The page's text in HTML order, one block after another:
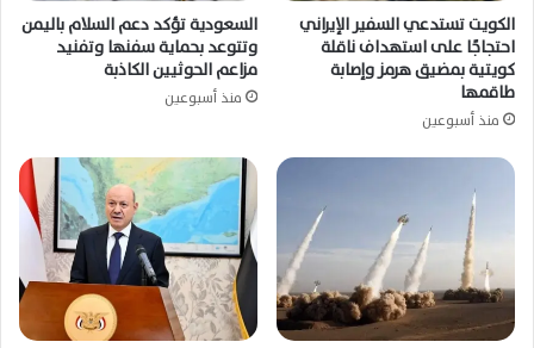
الكويت تستدعي السفير الإيراني
احتجاجًا على استهداف ناقلة
كويتية بمضيق هرمز وإصابة
طاقمها
منذ أسبوعين
السعودية تؤكد دعم السلام باليمن
وتتوعد بحماية سفنها وتفنيد
مزاعم الحوثيين الكاذبة
منذ أسبوعين